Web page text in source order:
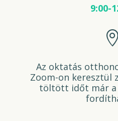
9:00-

Az oktatás
Zoom-on keresztül
töltött időt már a